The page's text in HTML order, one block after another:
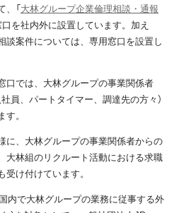
、「大林グループ企業倫理相談・通報
口を社内外に設置しています。加え
談案件については、専用窓口を設置し
口では、大林グループの事業関係者
員、パートタイマー、調達先の方々）
。
に、大林グループの事業関係者からの
大林組のリクルート活動における求職
け付けています。
内で大林グループの業務に従事する外